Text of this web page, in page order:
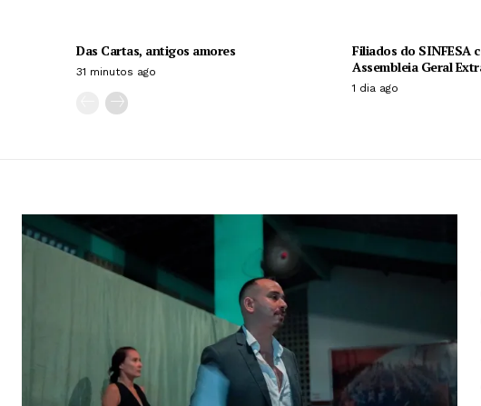
Das Cartas, antigos amores
31 minutos ago
Filiados do SINFESA
Assembleia Geral
1 dia ago